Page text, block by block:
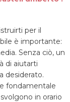
per il
è importante:
Senza ciò, un
di aiutarti
desiderato.
fondamentale
in orario